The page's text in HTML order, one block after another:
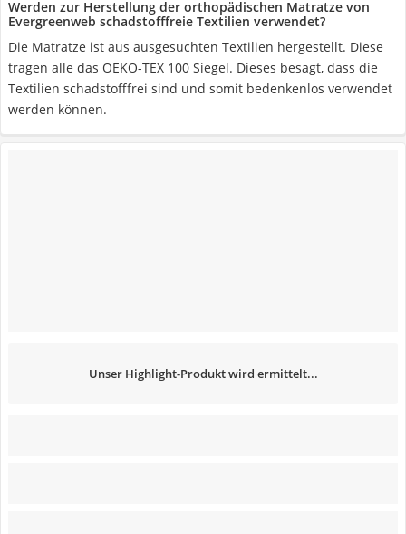
Werden zur Herstellung der orthopädischen Matratze von
Evergreenweb schadstofffreie Textilien verwendet?
Die Matratze ist aus ausgesuchten Textilien hergestellt. Diese
tragen alle das OEKO-TEX 100 Siegel. Dieses besagt, dass die
Textilien schadstofffrei sind und somit bedenkenlos verwendet
werden können.
Unser Highlight-Produkt wird ermittelt...